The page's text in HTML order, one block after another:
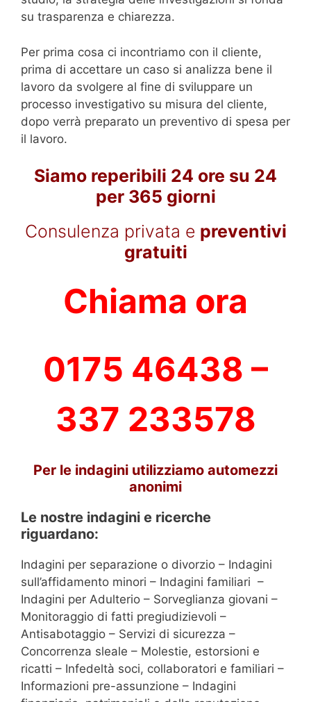
su trasparenza e chiarezza.
Per prima cosa ci incontriamo con il cliente,
prima di accettare un caso si analizza bene il
lavoro da svolgere al fine di sviluppare un
processo investigativo su misura del cliente,
dopo verrà preparato un preventivo di spesa per
il lavoro.
Siamo reperibili 24 ore su 24
per 365 giorni
Consulenza privata e preventivi
gratuiti
Chiama ora
0175 46438 –
337 233578
Per le indagini utilizziamo automezzi
anonimi
Le nostre indagini e ricerche
riguardano:
Indagini per separazione o divorzio – Indagini
sull’affidamento minori – Indagini familiari –
Indagini per Adulterio – Sorveglianza giovani –
Monitoraggio di fatti pregiudizievoli –
Antisabotaggio – Servizi di sicurezza –
Concorrenza sleale – Molestie, estorsioni e
ricatti – Infedeltà soci, collaboratori e familiari –
Informazioni pre-assunzione – Indagini